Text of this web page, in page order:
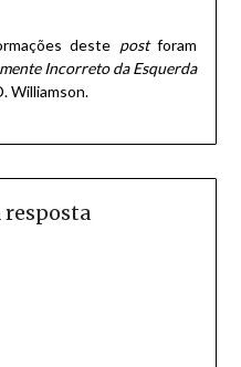
deste postforam
Incorreto da Esquerda
Williamson.
resposta